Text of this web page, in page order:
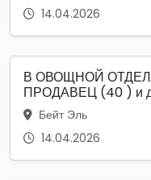
14.04.2026
В ОВОЩНОЙ
ПРОДАВЕЦ (40 ) и
Бейт Эль
14.04.2026